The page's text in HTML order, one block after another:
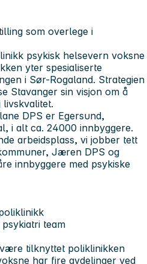
som overlege i
psykisk helsevern voksne
yter spesialiserte
i Sør-Rogaland. Strategien
Stavanger sin visjon om å
livskvalitet.
DPS er Egersund,
i alt ca. 24000 innbyggere.
arbeidsplass, vi jobber tett
Jæren DPS og
innbyggere med psykiske
team
tilknyttet poliklinikken
har fire avdelinger ved